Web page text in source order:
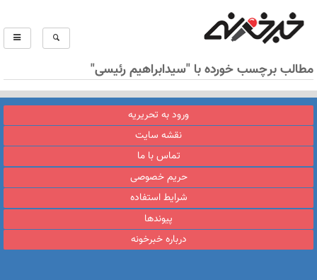
مطالب برچسب خورده با "سیدابراهیم رئیسی"
ورود به تحریریه
نقشه سایت
تماس با ما
حریم خصوصی
شرایط استفاده
پیوندها
درباره خبرخونه